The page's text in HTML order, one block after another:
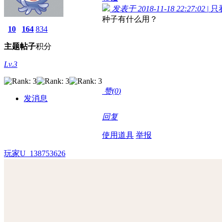
10
主题
164
帖子
834
积分
Lv.3
发消息
发表于 2018-11-18 22:27:02 | 只
种子有什么用？
赞(0)
回复
使用道具 举报
玩家U_138753626